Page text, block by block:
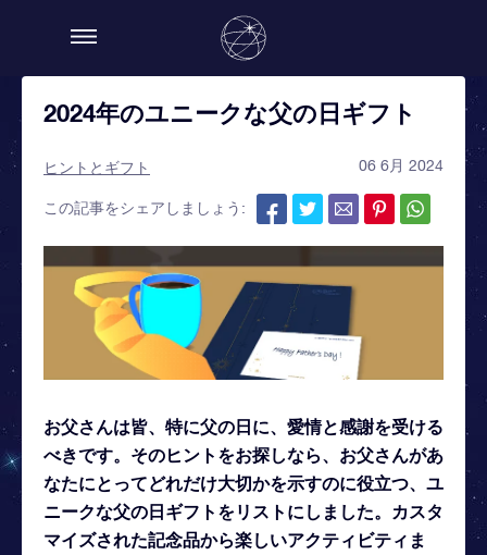
2024年のユニークな父の日ギフト
ヒントとギフト 06 6月 2024
この記事をシェアしましょう:
お父さんは皆、特に父の日に、愛情と感謝を受ける
べきです。そのヒントをお探しなら、お父さんがあ
なたにとってどれだけ大切かを示すのに役立つ、ユ
ニークな父の日ギフトをリストにしました。カスタ
マイズされた記念品から楽しいアクティビティま